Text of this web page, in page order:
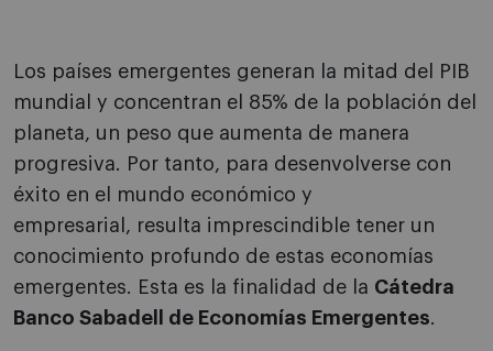
Los países emergentes generan la mitad del PIB
mundial y concentran el 85% de la población del
planeta, un peso que aumenta de manera
progresiva. Por tanto, para desenvolverse con
éxito en el mundo económico y
empresarial, resulta imprescindible tener un
conocimiento profundo de estas economías
emergentes. Esta es la finalidad de la Cátedra
Banco Sabadell de Economías Emergentes.